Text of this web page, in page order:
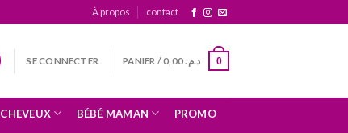
À propos contact
SE CONNECTER PANIER / د.م. 0
CHEVEUX BÉBÉ MAMAN PROMO